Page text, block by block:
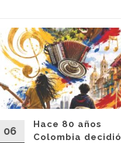
06
Hace 80 años
Colombia decidió